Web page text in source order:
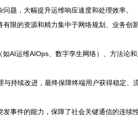
题，大幅提升运维响应速度和处理效率。
限的资源和精力集中于网络规划、业务创
AI运维AIOps、数字孪生网络）、方法论
持续改进，最终保障终端用户获得稳定、
事件的能力，保障了社会关键通信的连续性